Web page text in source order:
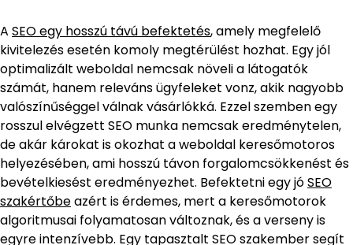
A SEO egy hosszú távú befektetés, amely megfelelő
kivitelezés esetén komoly megtérülést hozhat. Egy jól
optimalizált weboldal nemcsak növeli a látogatók
számát, hanem releváns ügyfeleket vonz, akik nagyobb
valószínűséggel válnak vásárlókká. Ezzel szemben egy
rosszul elvégzett SEO munka nemcsak eredménytelen,
de akár károkat is okozhat a weboldal keresőmotoros
helyezésében, ami hosszú távon forgalomcsökkenést és
bevételkiesést eredményezhet. Befektetni egy jóSEO
szakértőbeazért is érdemes, mert a keresőmotorok
algoritmusai folyamatosan változnak, és a verseny is
egyre intenzívebb. Egy tapasztalt SEO szakember segít